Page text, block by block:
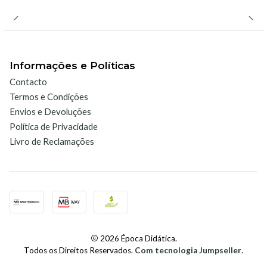
Informações e Políticas
Contacto
Termos e Condições
Envios e Devoluções
Política de Privacidade
Livro de Reclamações
2026 Época Didática.
Todos os Direitos Reservados. Com tecnologia Jumpseller.